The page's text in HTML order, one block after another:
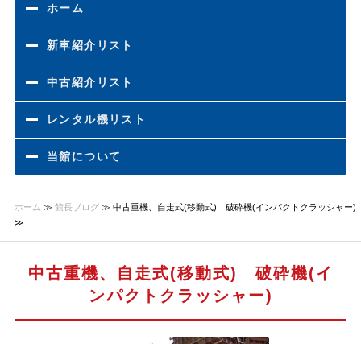
ホーム
新車紹介リスト
中古紹介リスト
レンタル機リスト
当館について
ホーム ≫ 館長ブログ≫ 中古重機、自走式(移動式) 破砕機(インパクトクラッシャー)
≫
中古重機、自走式(移動式) 破砕機(イ
ンパクトクラッシャー)